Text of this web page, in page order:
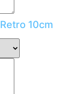
10cm